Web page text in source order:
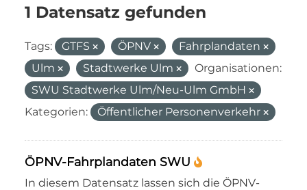
1 Datensatz gefunden
Tags: GTFS ÖPNV
Fahrplandaten
Ulm
Stadtwerke Ulm
Organisationen:
SWU Stadtwerke Ulm/Neu-Ulm GmbH
Kategorien:
Öffentlicher Personenverkehr
ÖPNV-Fahrplandaten SWU
In diesem Datensatz lassen sich die ÖPNV-